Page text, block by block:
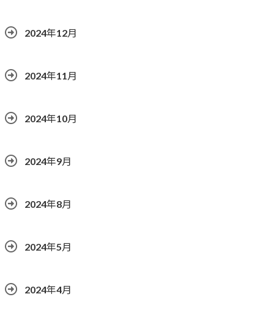
2024年12月
2024年11月
2024年10月
2024年9月
2024年8月
2024年5月
2024年4月